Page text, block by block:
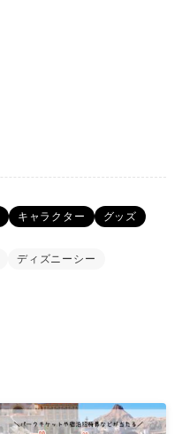
キャラクター
グッズ
ディズニーシー